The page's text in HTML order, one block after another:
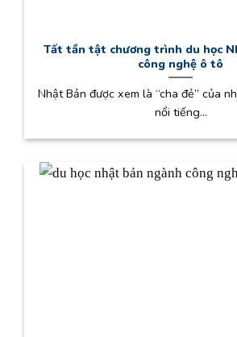
Tất tần tật chương trình du học
công nghệ ô tô
Nhật Bản được xem là “cha đẻ” của
nổi tiếng...